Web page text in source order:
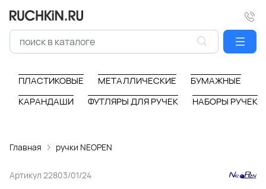
ПЛАСТИКОВЫЕ МЕТАЛЛИЧЕСКИЕ
БУМАЖНЫЕ
КАРАНДАШИ
ФУТЛЯРЫ ДЛЯ РУЧЕК НАБОРЫ РУЧЕК
Главная ручки NEOPEN
Артикул 22803/01/24